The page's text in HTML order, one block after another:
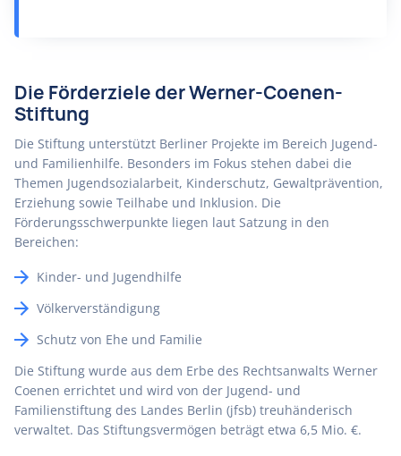
Die Förderziele der Werner-Coenen-
Stiftung
Die Stiftung unterstützt Berliner Projekte im Bereich Jugend-
und Familienhilfe. Besonders im Fokus stehen dabei die
Themen Jugendsozialarbeit, Kinderschutz, Gewaltprävention,
Erziehung sowie Teilhabe und Inklusion. Die
Förderungsschwerpunkte liegen laut Satzung in den
Bereichen:
Kinder- und Jugendhilfe
Völkerverständigung
Schutz von Ehe und Familie
Die Stiftung wurde aus dem Erbe des Rechtsanwalts Werner
Coenen errichtet und wird von der Jugend- und
Familienstiftung des Landes Berlin (jfsb) treuhänderisch
verwaltet. Das Stiftungsvermögen beträgt etwa 6,5 Mio. €.